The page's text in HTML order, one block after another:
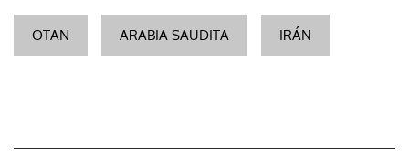
OTAN ARABIA SAUDITA IRÁN